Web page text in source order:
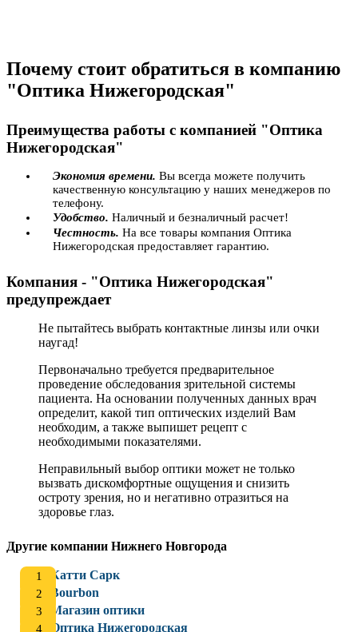
Почему стоит обратиться в компанию
"Оптика Нижегородская"
Преимущества работы с компанией "Оптика
Нижегородская"
Экономия времени. Вы всегда можете получить
качественную консультацию у наших менеджеров по
телефону.
Удобство. Наличный и безналичный расчет!
Честность. На все товары компания Оптика
Нижегородская предоставляет гарантию.
Компания - "Оптика Нижегородская"
предупреждает
Не пытайтесь выбрать контактные линзы или очки
наугад!
Первоначально требуется предварительное
проведение обследования зрительной системы
пациента. На основании полученных данных врач
определит, какой тип оптических изделий Вам
необходим, а также выпишет рецепт с
необходимыми показателями.
Неправильный выбор оптики может не только
вызвать дискомфортные ощущения и снизить
остроту зрения, но и негативно отразиться на
здоровье глаз.
Другие компании Нижнего Новгорода
Катти Сарк
Bourbon
Магазин оптики
Оптика Нижегородская